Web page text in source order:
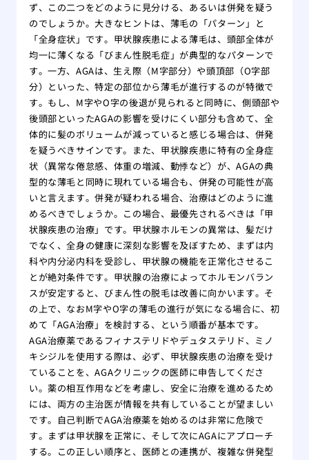
ず、この二つをどのように見分ける、あるいは併発を疑う
のでしょうか。大きなヒントは、薄毛の「パターン」と
「全身症状」です。甲状腺疾患による薄毛は、頭部全体が
均一に薄くなる「びまん性脱毛症」が典型的なパターンで
す。一方、AGAは、生え際（M字部分）や頭頂部（O字部
分）といった、特定の部位から薄毛が進行するのが特徴で
す。もし、M字やO字の後退が見られると同時に、側頭部や
後頭部といったAGAの影響を受けにくい部分も含めて、全
体的に髪のボリュームが減っていると感じる場合は、併発
を疑うべきサインです。また、甲状腺疾患に特有の全身症
状（異常な倦怠感、体重の増減、動悸など）が、AGAの典
型的な薄毛と同時に現れている場合も、併発の可能性が高
いと言えます。併発が疑われる場合、治療はどのように進
めるべきでしょうか。この場合、最優先されるべきは「甲
状腺疾患の治療」です。甲状腺ホルモンの異常は、髪だけ
でなく、全身の健康に深刻な影響を及ぼすため、まずは内
科や内分泌内科を受診し、甲状腺の機能を正常化させるこ
とが絶対条件です。甲状腺の治療によってホルモンバラン
スが安定すると、びまん性の脱毛は改善に向かいます。そ
の上で、なおM字やO字の薄毛の進行が気になる場合に、初
めて「AGA治療」を検討する、という順番が基本です。
AGA治療薬であるフィナステリドやデュタステリド、ミノ
キシジルを使用する際は、必ず、甲状腺疾患の治療を受け
ていることを、AGAクリニックの医師に申告してくださ
い。薬の相互作用などを考慮し、安全に治療を進めるため
には、両方の主治医が情報を共有していることが望ましい
です。自己判断でAGA治療薬を始めるのは非常に危険で
す。まずは甲状腺を正常に、そして次にAGAにアプローチ
する。この正しい順序と、医師との連携が、複雑な併発型